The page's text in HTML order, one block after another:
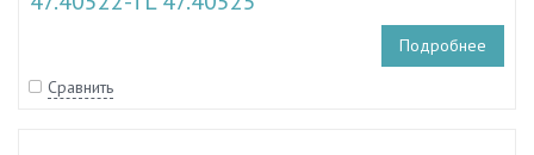
Подробнее
Сравнить